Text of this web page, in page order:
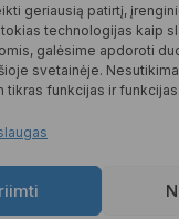
geriausią patirtį,
technologijas kaip
galėsime apdoroti
svetainėje.
tikras funkcijas ir funkcijas.